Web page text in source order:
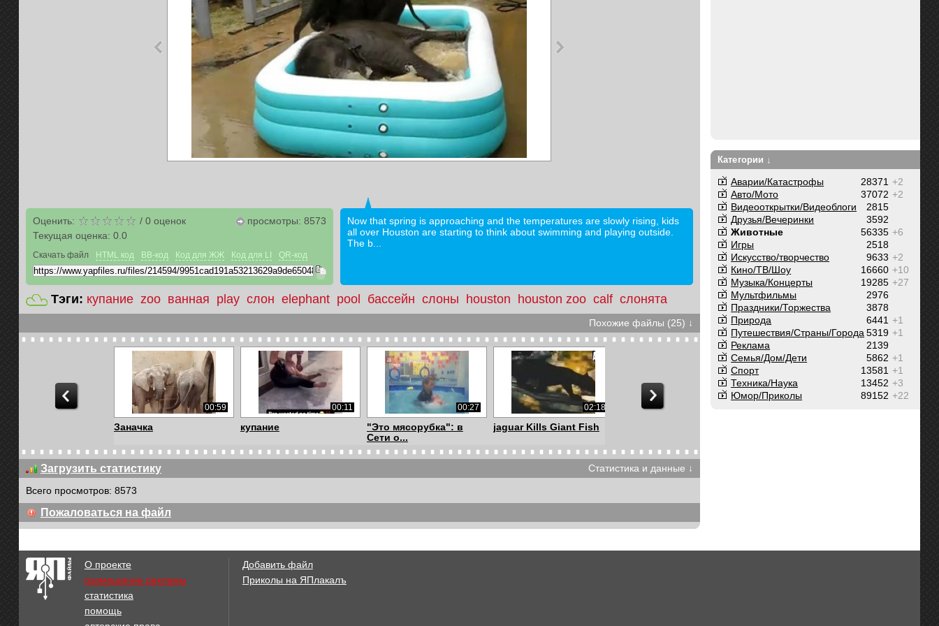
Оценить: / 0оценок
Текущая оценка: 0.0
просмотры: 8573
Скачать файл HTML код BB-код Код для ЖЖ Код для LI QR-код
Now that spring is approaching and the temperatures are slowly rising, kids
all over Houston are starting to think about swimming and playing outside.
The b...
Тэги: купание zoo ванная play слон elephant pool бассейн слоны houston houston zoo calf слонята
Похожие файлы (25) ↓
00:59
Заначка
00:11
купание
00:27
"Это мясорубка": в
Сети о...
02:18
jaguar Kills Giant Fish
00:35
Whitetail Deer Mating
00:32
Слоненок получает
02:04
Он нападает из засады
01:55
Thai massage 18+ only
Загрузить статистику
Статистика и данные ↓
Всего просмотров: 8573
Пожаловаться на файл
Категории ↓
+2
28371
Аварии/Катастрофы
+2
37072
Авто/Мото
2815
Видеооткрытки/Видеоблоги
3592
Друзья/Вечеринки
+6
56335
Животные
2518
Игры
+2
9633
Искусство/творчество
+10
16660
Кино/ТВ/Шоу
+27
19285
Музыка/Концерты
2976
Мультфильмы
3878
Праздники/Торжества
+1
6441
Природа
+1
5319
Путешествия/Cтраны/Города
2139
Реклама
+1
5862
Семья/Дом/Дети
+1
13581
Спорт
+3
13452
Техника/Наука
+22
89152
Юмор/Приколы
О проекте
размещение рекламы
статистика
помощь
Добавить файл
Приколы на ЯПлакалъ